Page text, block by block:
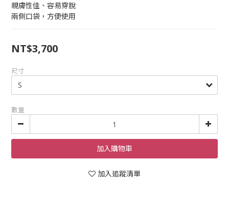
親膚性佳、容易穿脫
兩側口袋，方便使用
NT$3,700
尺寸
數量
加入購物車
加入追蹤清單